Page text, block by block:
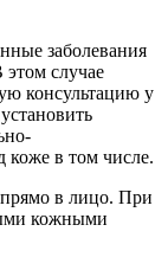
заболевания
случае
консультацию у
коже в том числе.
прямо в лицо. При
кожными